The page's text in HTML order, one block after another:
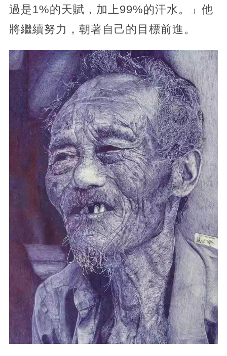
過是1%的天賦，加上99%的汗水。」他
將繼續努力，朝著自己的目標前進。